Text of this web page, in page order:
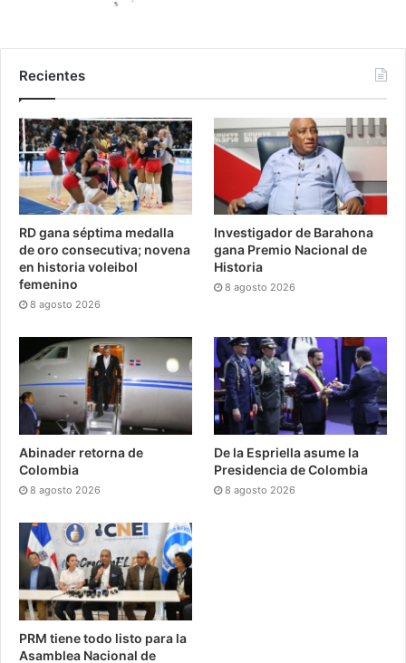
Recientes
RD gana séptima medalla
de oro consecutiva; novena
en historia voleibol
femenino
8 agosto 2026
Investigador de Barahona
gana Premio Nacional de
Historia
8 agosto 2026
Abinader retorna de
Colombia
8 agosto 2026
De la Espriella asume la
Presidencia de Colombia
8 agosto 2026
PRM tiene todo listo para la
Asamblea Nacional de